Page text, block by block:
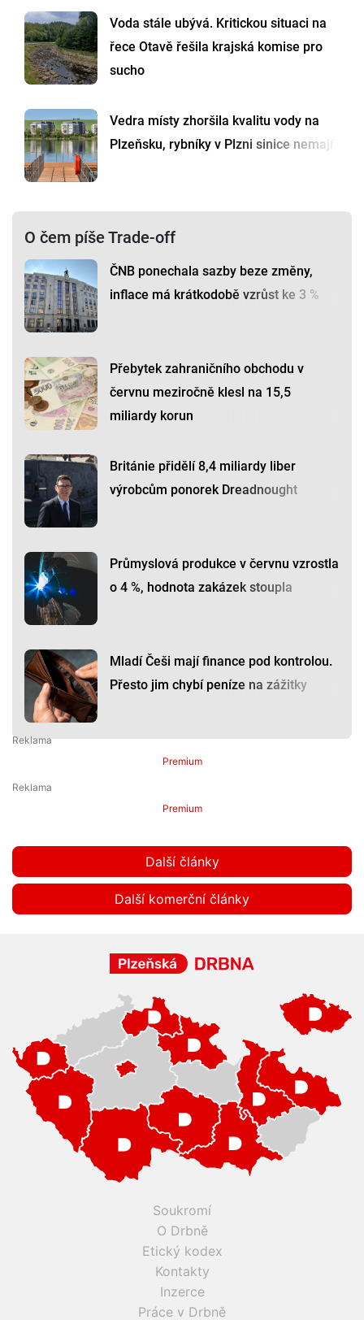
Voda stále ubývá. Kritickou situaci na
řece Otavě řešila krajská komise pro
sucho
Vedra místy zhoršila kvalitu vody na
Plzeňsku, rybníky v Plzni sinice nemají
O čem píše Trade-off
ČNB ponechala sazby beze změny,
inflace má krátkodobě vzrůst ke 3 %
Přebytek zahraničního obchodu v
červnu meziročně klesl na 15,5
miliardy korun
Británie přidělí 8,4 miliardy liber
výrobcům ponorek Dreadnought
Průmyslová produkce v červnu vzrostla
o 4 %, hodnota zakázek stoupla
Mladí Češi mají finance pod kontrolou.
Přesto jim chybí peníze na zážitky
Premium
Premium
Další články
Další komerční články
Soukromí
O Drbně
Etický kodex
Kontakty
Inzerce
Práce v Drbně